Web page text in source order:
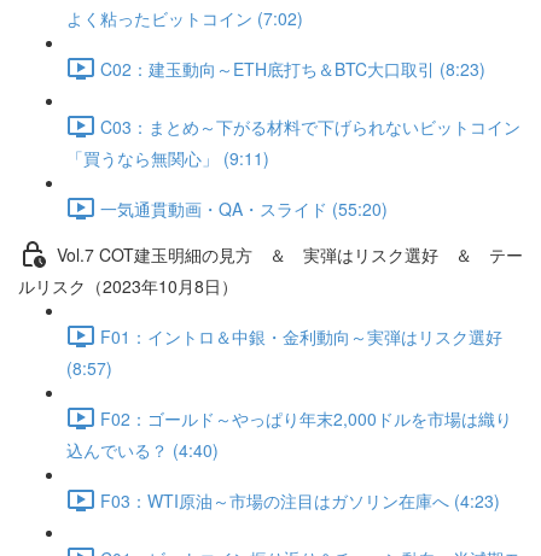
よく粘ったビットコイン (7:02)
C02：建玉動向～ETH底打ち＆BTC大口取引 (8:23)
C03：まとめ～下がる材料で下げられないビットコイン
「買うなら無関心」 (9:11)
一気通貫動画・QA・スライド (55:20)
Vol.7 COT建⽟明細の⾒⽅ ＆ 実弾はリスク選好 ＆ テー
ルリスク（2023年10月8日）
F01：イントロ＆中銀・金利動向～実弾はリスク選好
(8:57)
F02：ゴールド～やっぱり年末2,000ドルを市場は織り
込んでいる？ (4:40)
F03：WTI原油～市場の注目はガソリン在庫へ (4:23)